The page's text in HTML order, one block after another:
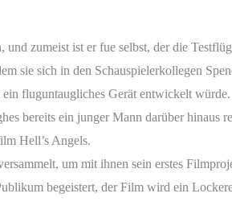
zumeist ist er fue selbst, der die
sie sich in den Schauspielerkollegen
fluguntaugliches Gerät entwickelt würde.
bereits ein junger Mann darüber hinaus
Hell’s Angels.
um mit ihnen sein erstes
begeistert, der Film wird ein